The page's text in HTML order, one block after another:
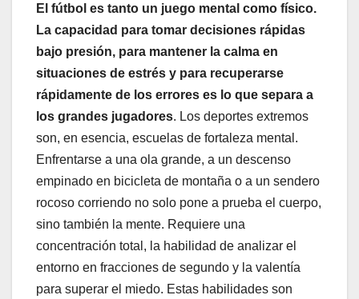
El fútbol es tanto un juego mental como físico.
La capacidad para tomar decisiones rápidas
bajo presión, para mantener la calma en
situaciones de estrés y para recuperarse
rápidamente de los errores es lo que separa a
los grandes jugadores. Los deportes extremos
son, en esencia, escuelas de fortaleza mental.
Enfrentarse a una ola grande, a un descenso
empinado en bicicleta de montaña o a un sendero
rocoso corriendo no solo pone a prueba el cuerpo,
sino también la mente. Requiere una
concentración total, la habilidad de analizar el
entorno en fracciones de segundo y la valentía
para superar el miedo. Estas habilidades son